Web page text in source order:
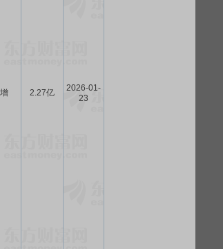
2.27亿
2026-01-
23